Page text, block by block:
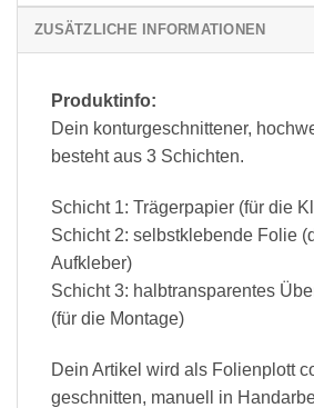
ZUSÄTZLICHE INFORMATIONEN
Produktinfo:
Dein konturgeschnittener,
besteht aus 3 Schichten.
Schicht 1: Trägerpapier (für die
Schicht 2: selbstklebende Folie
Aufkleber)
Schicht 3: halbtransparentes
(für die Montage)
Dein Artikel wird als Folienplott
geschnitten, manuell in